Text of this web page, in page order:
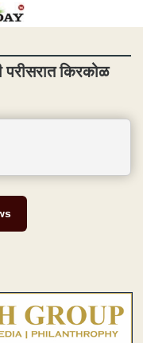
किरकोळ